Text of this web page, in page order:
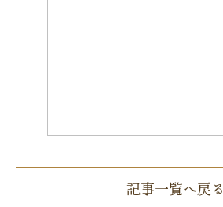
記事一覧へ戻る